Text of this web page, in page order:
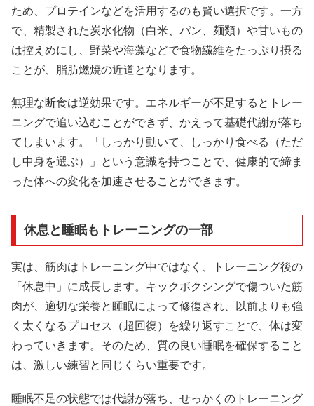
ため、プロテインなどを活用するのも賢い選択です。一方
で、精製された炭水化物（白米、パン、麺類）や甘いもの
は控えめにし、野菜や海藻などで食物繊維をたっぷり摂る
ことが、脂肪燃焼の近道となります。
無理な断食は逆効果です。エネルギーが不足するとトレー
ニングで追い込むことができず、かえって基礎代謝が落ち
てしまいます。「しっかり動いて、しっかり食べる（ただ
し中身を選ぶ）」という意識を持つことで、健康的で締ま
った体への変化を加速させることができます。
休息と睡眠もトレーニングの一部
実は、筋肉はトレーニング中ではなく、トレーニング後の
「休息中」に成長します。キックボクシングで傷ついた筋
肉が、適切な栄養と睡眠によって修復され、以前よりも強
く太くなるプロセス（超回復）を繰り返すことで、体は変
わっていきます。そのため、質の良い睡眠を確保すること
は、激しい練習と同じくらい重要です。
睡眠不足の状態では代謝が落ち、せっかくのトレーニング